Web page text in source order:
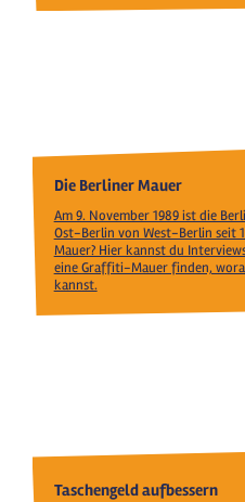
Die Berliner Mauer
Am 9. November 1989 ist die
Ost-Berlin von West-Berlin seit
Mauer? Hier kannst du
eine Graffiti-Mauer finden,
kannst.
Taschengeld aufbessern